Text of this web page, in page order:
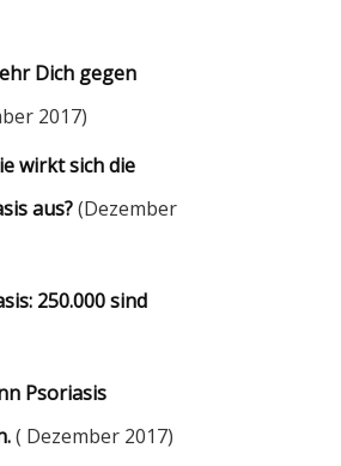
Dich gegen
2017)
wirkt sich die
aus?(Dezember
250.000 sind
Psoriasis
( Dezember 2017)